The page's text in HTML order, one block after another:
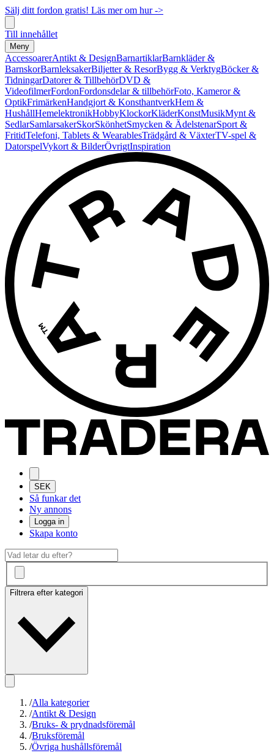
Sälj ditt fordon gratis! Läs mer om hur ->
Till innehållet
Meny
AccessoarerAntikt & DesignBarnartiklarBarnkläder &
BarnskorBarnleksakerBiljetter & ResorBygg & VerktygBöcker &
TidningarDatorer & TillbehörDVD &
VideofilmerFordonFordonsdelar & tillbehörFoto, Kameror &
OptikFrimärkenHandgjort & KonsthantverkHem &
HushållHemelektronikHobbyKlockorKläderKonstMusikMynt &
SedlarSamlarsakerSkorSkönhetSmycken & ÄdelstenarSport &
FritidTelefoni, Tablets & WearablesTrädgård & VäxterTV-spel &
DatorspelVykort & BilderÖvrigtInspiration
SEK
Så funkar det
Ny annons
Logga in
Skapa konto
Filtrera efter kategori
/Alla kategorier
/Antikt & Design
/Bruks- & prydnadsföremål
/Bruksföremål
/Övriga hushållsföremål